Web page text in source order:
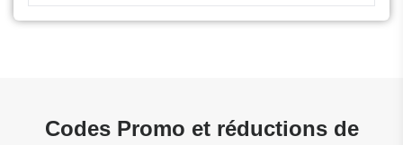
Codes Promo et réductions de